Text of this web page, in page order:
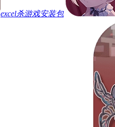
excel杀游戏安装包